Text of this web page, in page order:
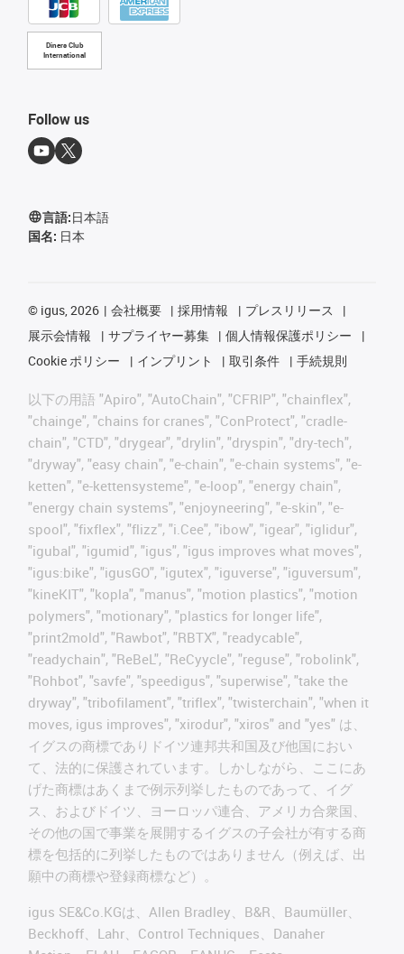
Diners Club
International
Follow us
言語:日本語
国名: 日本
© igus, 2026 会社概要 採用情報
プレスリリース
展示会情報
サプライヤー募集
個人情報保護ポリシー
Cookie ポリシー
インプリント 取引条件 手続規則
以下の用語 "Apiro", "AutoChain", "CFRIP", "chainflex",
"chainge", "chains for cranes", "ConProtect", "cradle-
chain", "CTD", "drygear", "drylin", "dryspin", "dry-tech",
"dryway", "easy chain", "e-chain", "e-chain systems", "e-
ketten", "e-kettensysteme", "e-loop", "energy chain",
"energy chain systems", "enjoyneering", "e-skin", "e-
spool", "fixflex", "flizz", "i.Cee", "ibow", "igear", "iglidur",
"igubal", "igumid", "igus", "igus improves what moves",
"igus:bike", "igusGO", "igutex", "iguverse", "iguversum",
"kineKIT", "kopla", "manus", "motion plastics", "motion
polymers", "motionary", "plastics for longer life",
"print2mold", "Rawbot", "RBTX", "readycable",
"readychain", "ReBeL", "ReCyycle", "reguse", "robolink",
"Rohbot", "savfe", "speedigus", "superwise", "take the
dryway", "tribofilament", "triflex", "twisterchain", "when it
moves, igus improves", "xirodur", "xiros" and "yes" は、
イグスの商標でありドイツ連邦共和国及び他国におい
て、法的に保護されています。しかしながら、ここにあ
げた商標はあくまで例示列挙したものであって、イグ
ス、およびドイツ、ヨーロッパ連合、アメリカ合衆国、
その他の国で事業を展開するイグスの子会社が有する商
標を包括的に列挙したものではありません（例えば、出
願中の商標や登録商標など）。
igus SE&Co.KGは、Allen Bradley、B&R、Baumüller、
Beckhoff、Lahr、Control Techniques、Danaher